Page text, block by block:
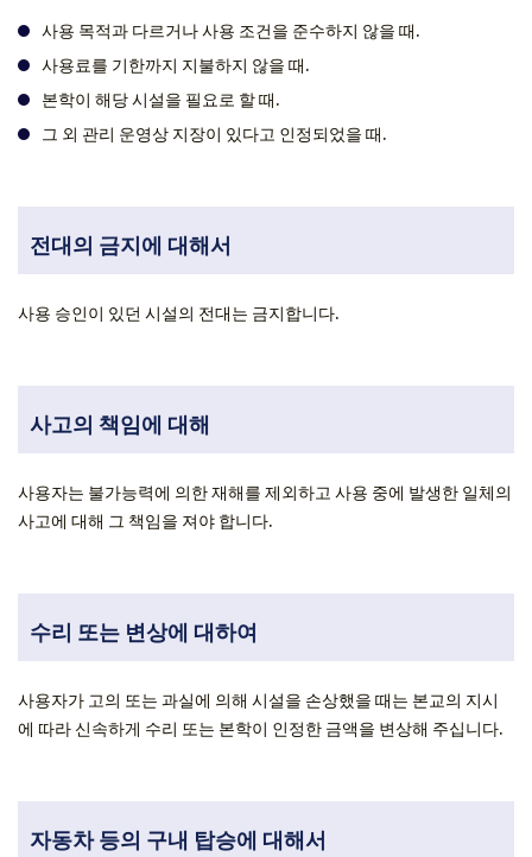
사용 목적과 다르거나 사용 조건을 준수하지 않을 때.
사용료를 기한까지 지불하지 않을 때.
본학이 해당 시설을 필요로 할 때.
그 외 관리 운영상 지장이 있다고 인정되었을 때.
전대의 금지에 대해서
사용 승인이 있던 시설의 전대는 금지합니다.
사고의 책임에 대해
사용자는 불가능력에 의한 재해를 제외하고 사용 중에 발생한 일체의
사고에 대해 그 책임을 져야 합니다.
수리 또는 변상에 대하여
사용자가 고의 또는 과실에 의해 시설을 손상했을 때는 본교의 지시
에 따라 신속하게 수리 또는 본학이 인정한 금액을 변상해 주십니다.
자동차 등의 구내 탑승에 대해서